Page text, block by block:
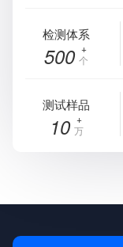
检测体系
500 个
测试样品
10 万